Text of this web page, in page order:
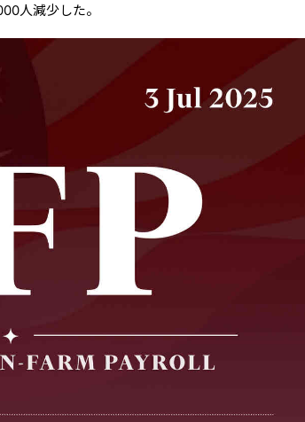
人減少した。